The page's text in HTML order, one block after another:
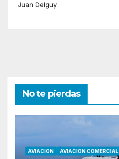
Juan Delguy
No te pierdas
AVIACION AVIACION COMERCIAL